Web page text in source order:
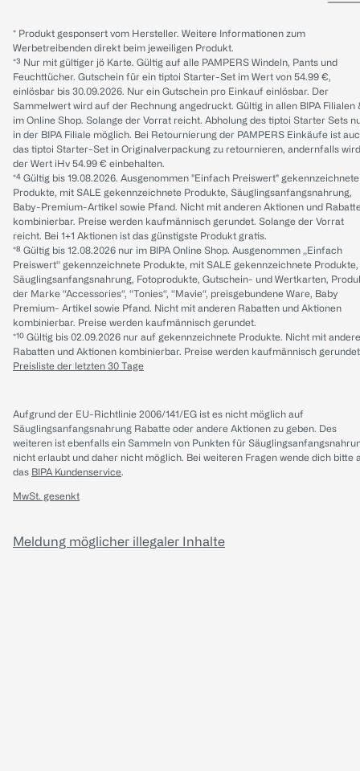
* Produkt gesponsert vom Hersteller. Weitere Informationen zum
Werbetreibenden direkt beim jeweiligen Produkt.
*³ Nur mit gültiger jö Karte. Gültig auf alle PAMPERS Windeln, Pants und
Feuchttücher. Gutschein für ein tiptoi Starter-Set im Wert von 54.99 €,
einlösbar bis 30.09.2026. Nur ein Gutschein pro Einkauf einlösbar. Der
Sammelwert wird auf der Rechnung angedruckt. Gültig in allen BIPA Filialen
im Online Shop. Solange der Vorrat reicht. Abholung des tiptoi Starter Sets
in der BIPA Filiale möglich. Bei Retournierung der PAMPERS Einkäufe ist
das tiptoi Starter-Set in Originalverpackung zu retournieren, andernfalls wird
der Wert iHv 54.99 € einbehalten.
*⁴ Gültig bis 19.08.2026. Ausgenommen "Einfach Preiswert" gekennzeichnete
Produkte, mit SALE gekennzeichnete Produkte, Säuglingsanfangsnahrung,
Baby-Premium-Artikel sowie Pfand. Nicht mit anderen Aktionen und
kombinierbar. Preise werden kaufmännisch gerundet. Solange der Vorrat
reicht. Bei 1+1 Aktionen ist das günstigste Produkt gratis.
*⁸ Gültig bis 12.08.2026 nur im BIPA Online Shop. Ausgenommen „Einfach
Preiswert“ gekennzeichnete Produkte, mit SALE gekennzeichnete Produkte,
Säuglingsanfangsnahrung, Fotoprodukte, Gutschein- und Wertkarten,
der Marke “Accessories“, “Tonies“, “Mavie“, preisgebundene Ware, Baby
Premium- Artikel sowie Pfand. Nicht mit anderen Rabatten und Aktionen
kombinierbar. Preise werden kaufmännisch gerundet.
*¹⁰ Gültig bis 02.09.2026 nur auf gekennzeichnete Produkte. Nicht mit
Rabatten und Aktionen kombinierbar. Preise werden kaufmännisch
Preisliste der letzten 30 Tage
Aufgrund der EU-Richtlinie 2006/141/EG ist es nicht möglich auf
Säuglingsanfangsnahrung Rabatte oder andere Aktionen zu geben. Des
weiteren ist ebenfalls ein Sammeln von Punkten für
nicht erlaubt und daher nicht möglich. Bei weiteren Fragen wende dich bitte
das BIPA Kundenservice.
MwSt. gesenkt
Meldung möglicher illegaler Inhalte